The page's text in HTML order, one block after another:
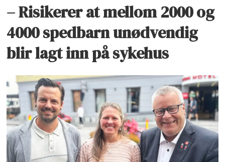
– Risikerer at mellom 2000 og
4000 spedbarn unødvendig
blir lagt inn på sykehus